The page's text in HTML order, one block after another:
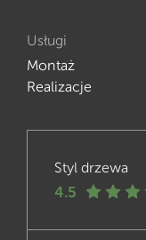
Usługi
Montaż
Realizacje
Styl drzewa
4.5